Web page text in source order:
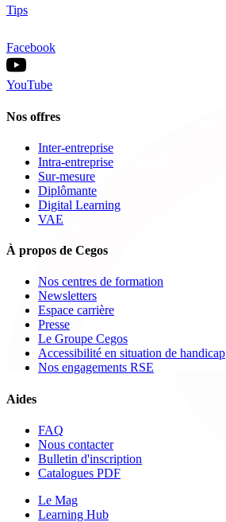
Tips
Facebook
YouTube
Nos offres
Inter-entreprise
Intra-entreprise
Sur-mesure
Diplômante
Digital Learning
VAE
À propos de Cegos
Nos centres de formation
Newsletters
Espace carrière
Presse
Le Groupe Cegos
Accessibilité en situation de handicap
Nos engagements RSE
Aides
FAQ
Nous contacter
Bulletin d'inscription
Catalogues PDF
Le Mag
Learning Hub